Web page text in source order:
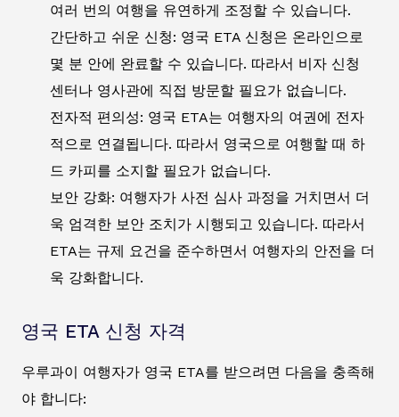
여러 번의 여행을 유연하게 조정할 수 있습니다.
간단하고 쉬운 신청: 영국 ETA 신청은 온라인으로
몇 분 안에 완료할 수 있습니다. 따라서 비자 신청
센터나 영사관에 직접 방문할 필요가 없습니다.
전자적 편의성: 영국 ETA는 여행자의 여권에 전자
적으로 연결됩니다. 따라서 영국으로 여행할 때 하
드 카피를 소지할 필요가 없습니다.
보안 강화: 여행자가 사전 심사 과정을 거치면서 더
욱 엄격한 보안 조치가 시행되고 있습니다. 따라서
ETA는 규제 요건을 준수하면서 여행자의 안전을 더
욱 강화합니다.
영국 ETA 신청 자격
우루과이 여행자가 영국 ETA를 받으려면 다음을 충족해
야 합니다: